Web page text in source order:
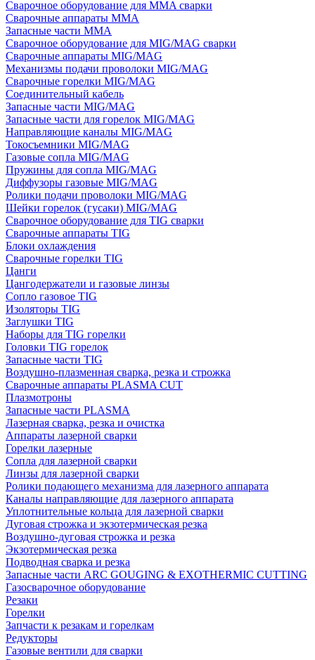
Сварочное оборудование для MMA сварки
Сварочные аппараты MMA
Запасные части MMA
Сварочное оборудование для MIG/MAG сварки
Сварочные аппараты MIG/MAG
Механизмы подачи проволоки MIG/MAG
Сварочные горелки MIG/MAG
Соединительный кабель
Запасные части MIG/MAG
Запасные части для горелок MIG/MAG
Направляющие каналы MIG/MAG
Токосъемники MIG/MAG
Газовые сопла MIG/MAG
Пружины для сопла MIG/MAG
Диффузоры газовые MIG/MAG
Ролики подачи проволоки MIG/MAG
Шейки горелок (гусаки) MIG/MAG
Сварочное оборудование для TIG сварки
Сварочные аппараты TIG
Блоки охлаждения
Сварочные горелки TIG
Цанги
Цангодержатели и газовые линзы
Сопло газовое TIG
Изоляторы TIG
Заглушки TIG
Наборы для TIG горелки
Головки TIG горелок
Запасные части TIG
Воздушно-плазменная сварка, резка и строжка
Сварочные аппараты PLASMA CUT
Плазмотроны
Запасные части PLASMA
Лазерная сварка, резка и очистка
Аппараты лазерной сварки
Горелки лазерные
Сопла для лазерной сварки
Линзы для лазерной сварки
Ролики подающего механизма для лазерного аппарата
Каналы направляющие для лазерного аппарата
Уплотнительные кольца для лазерной сварки
Дуговая строжка и экзотермическая резка
Воздушно-дуговая строжка и резка
Экзотермическая резка
Подводная сварка и резка
Запасные части ARC GOUGING & EXOTHERMIC CUTTING
Газосварочное оборудование
Резаки
Горелки
Запчасти к резакам и горелкам
Редукторы
Газовые вентили для сварки